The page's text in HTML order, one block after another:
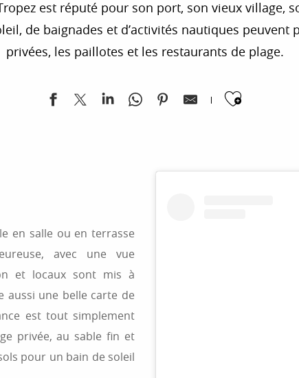
est réputé pour son port, son vieux village,
de baignades et d’activités nautiques
privées, les paillotes et les restaurants de plage.
en salle ou en terrasse
avec une vue
et locaux sont mis à
aussi une belle carte de
est tout simplement
privée, au sable fin et
pour un bain de soleil